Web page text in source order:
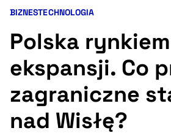
Ułatwienia dostępności
Kategorie artykułu:
BIZNESTECHNOLOGIA
Polska rynkiem
ekspansji. Co
zagraniczne
nad Wisłę?